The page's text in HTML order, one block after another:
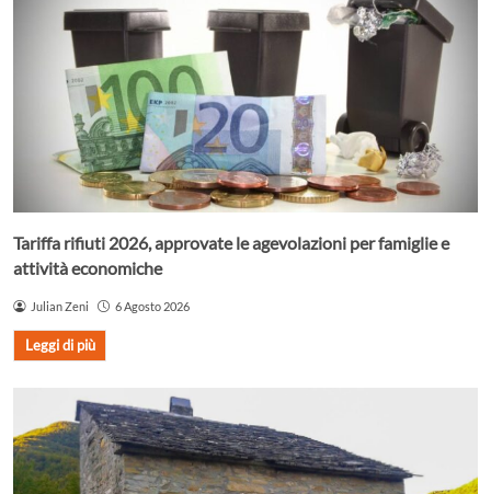
Tariffa rifiuti 2026, approvate le agevolazioni per famiglie e
attività economiche
Julian Zeni 6 Agosto 2026
Leggi di più